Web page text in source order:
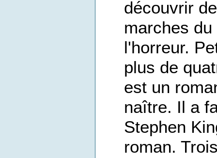
découvrir
marches
l'horreur.
plus de
est un
naître. Il a
Stephen
roman.